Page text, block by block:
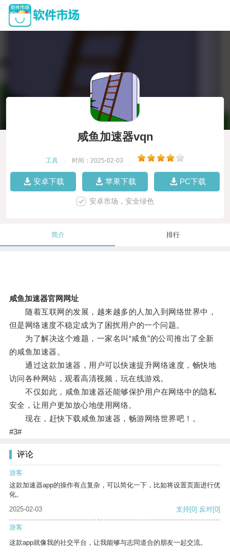
咸鱼加速器vqn
工具 时间：2025-02-03
安卓下载 苹果下载 PC下载
安卓市场，安全绿色
简介 排行
咸鱼加速器官网网址
随着互联网的发展，越来越多的人加入到网络世界中，
但是网络速度不稳定成为了困扰用户的一个问题。
为了解决这个难题，一家名叫“咸鱼”的公司推出了全新
的咸鱼加速器。
通过这款加速器，用户可以快速提升网络速度，畅快地
访问各种网站，观看高清视频，玩在线游戏。
不仅如此，咸鱼加速器还能够保护用户在网络中的隐私
安全，让用户更加放心地使用网络。
现在，赶快下载咸鱼加速器，畅游网络世界吧！。
#3#
评论
游客
这款加速器app的操作有点复杂，可以简化一下，比如将设置页面进行优
化。
2025-02-03
支持[0] 反对[0]
游客
这款app就像我的社交平台，让我能够与志同道合的朋友一起交流。